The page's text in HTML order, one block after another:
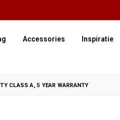
Accessories Inspiratie
CLASS A, 5 YEAR WARRANTY